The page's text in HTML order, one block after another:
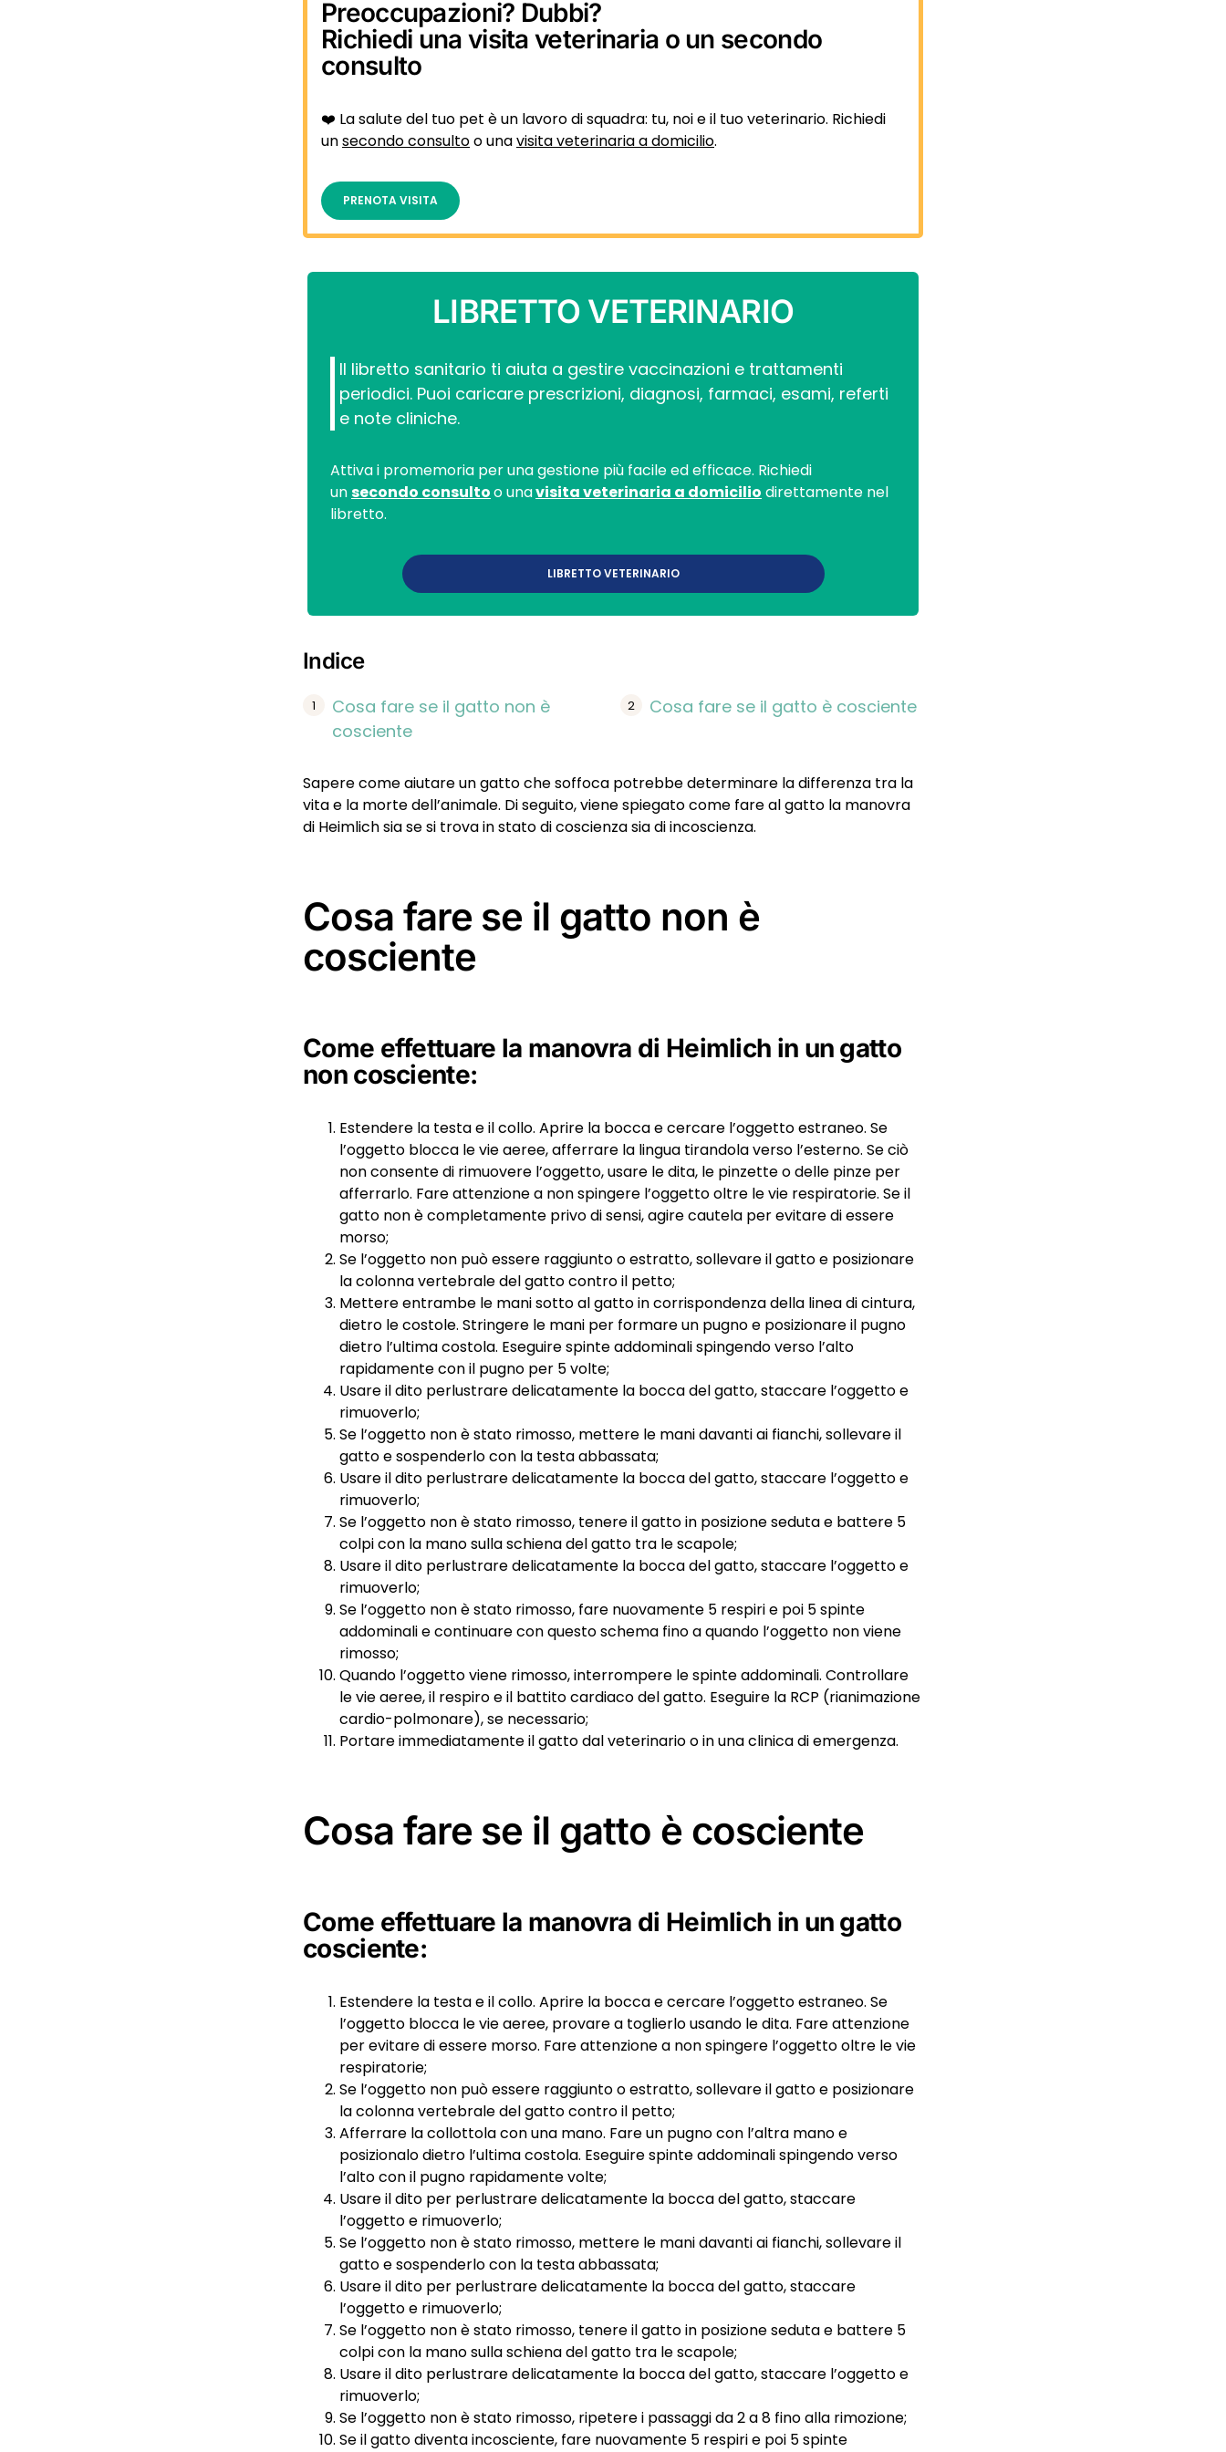
Preoccupazioni? Dubbi?
Richiedi una visita veterinaria o un secondo
consulto
❤️ La salute del tuo pet è un lavoro di squadra: tu, noi e il tuo veterinario. Richiedi
unsecondo consultoo unavisita veterinaria a domicilio.
PRENOTA VISITA
LIBRETTO VETERINARIO
Il libretto sanitario ti aiuta a gestire vaccinazioni e trattamenti
periodici. Puoi caricare prescrizioni, diagnosi, farmaci, esami, referti
e note cliniche.
Attiva i promemoria per una gestione più facile ed efficace. Richiedi
unsecondo consultoo unavisita veterinaria a domicilio direttamente nel
libretto.
LIBRETTO VETERINARIO
Indice
Cosa fare se il gatto non è
cosciente
Cosa fare se il gatto è cosciente
Sapere come aiutare un gatto che soffoca potrebbe determinare la differenza tra la
vita e la morte dell’animale. Di seguito, viene spiegato come fare al gatto la manovra
di Heimlich sia se si trova in stato di coscienza sia di incoscienza.
Cosa fare se il gatto non è
cosciente
Come effettuare la manovra di Heimlich in un gatto
non cosciente:
Estendere la testa e il collo. Aprire la bocca e cercare l’oggetto estraneo. Se
l’oggetto blocca le vie aeree, afferrare la lingua tirandola verso l’esterno. Se ciò
non consente di rimuovere l’oggetto, usare le dita, le pinzette o delle pinze per
afferrarlo. Fare attenzione a non spingere l’oggetto oltre le vie respiratorie. Se il
gatto non è completamente privo di sensi, agire cautela per evitare di essere
morso;
Se l’oggetto non può essere raggiunto o estratto, sollevare il gatto e posizionare
la colonna vertebrale del gatto contro il petto;
Mettere entrambe le mani sotto al gatto in corrispondenza della linea di cintura,
dietro le costole. Stringere le mani per formare un pugno e posizionare il pugno
dietro l’ultima costola. Eseguire spinte addominali spingendo verso l’alto
rapidamente con il pugno per 5 volte;
Usare il dito perlustrare delicatamente la bocca del gatto, staccare l’oggetto e
rimuoverlo;
Se l’oggetto non è stato rimosso, mettere le mani davanti ai fianchi, sollevare il
gatto e sospenderlo con la testa abbassata;
Usare il dito perlustrare delicatamente la bocca del gatto, staccare l’oggetto e
rimuoverlo;
Se l’oggetto non è stato rimosso, tenere il gatto in posizione seduta e battere 5
colpi con la mano sulla schiena del gatto tra le scapole;
Usare il dito perlustrare delicatamente la bocca del gatto, staccare l’oggetto e
rimuoverlo;
Se l’oggetto non è stato rimosso, fare nuovamente 5 respiri e poi 5 spinte
addominali e continuare con questo schema fino a quando l’oggetto non viene
rimosso;
Quando l’oggetto viene rimosso, interrompere le spinte addominali. Controllare
le vie aeree, il respiro e il battito cardiaco del gatto. Eseguire la RCP (rianimazione
cardio-polmonare), se necessario;
Portare immediatamente il gatto dal veterinario o in una clinica di emergenza.
Cosa fare se il gatto è cosciente
Come effettuare la manovra di Heimlich in un gatto
cosciente:
Estendere la testa e il collo. Aprire la bocca e cercare l’oggetto estraneo. Se
l’oggetto blocca le vie aeree, provare a toglierlo usando le dita. Fare attenzione
per evitare di essere morso. Fare attenzione a non spingere l’oggetto oltre le vie
respiratorie;
Se l’oggetto non può essere raggiunto o estratto, sollevare il gatto e posizionare
la colonna vertebrale del gatto contro il petto;
Afferrare la collottola con una mano. Fare un pugno con l’altra mano e
posizionalo dietro l’ultima costola. Eseguire spinte addominali spingendo verso
l’alto con il pugno rapidamente volte;
Usare il dito per perlustrare delicatamente la bocca del gatto, staccare
l’oggetto e rimuoverlo;
Se l’oggetto non è stato rimosso, mettere le mani davanti ai fianchi, sollevare il
gatto e sospenderlo con la testa abbassata;
Usare il dito per perlustrare delicatamente la bocca del gatto, staccare
l’oggetto e rimuoverlo;
Se l’oggetto non è stato rimosso, tenere il gatto in posizione seduta e battere 5
colpi con la mano sulla schiena del gatto tra le scapole;
Usare il dito perlustrare delicatamente la bocca del gatto, staccare l’oggetto e
rimuoverlo;
Se l’oggetto non è stato rimosso, ripetere i passaggi da 2 a 8 fino alla rimozione;
Se il gatto diventa incosciente, fare nuovamente 5 respiri e poi 5 spinte